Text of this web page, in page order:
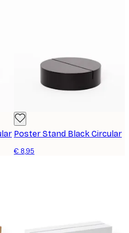
Poster Stand Black Circular
€ 8,95